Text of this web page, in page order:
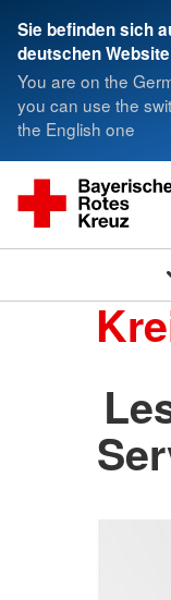
Sie befinden sich
deutschen Website
You are on the
you can use the
the English one